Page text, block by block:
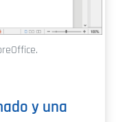
y una